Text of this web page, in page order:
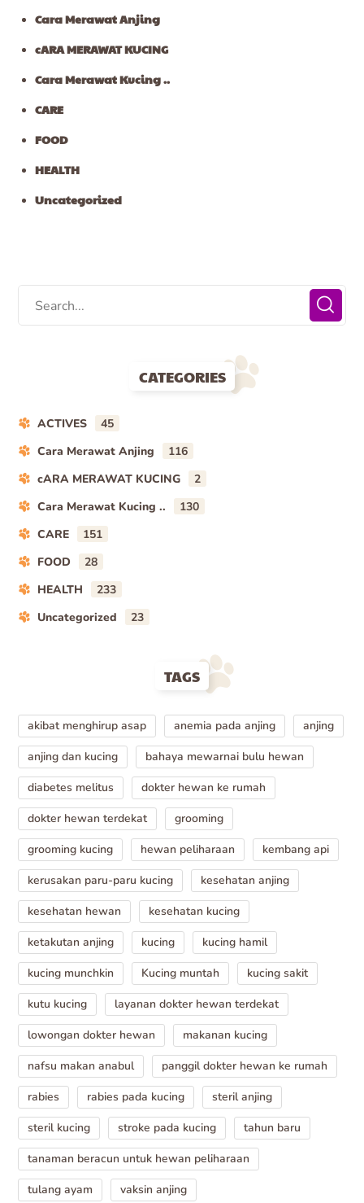
Cara Merawat Anjing
cARA MERAWAT KUCING
Cara Merawat Kucing ..
CARE
FOOD
HEALTH
Uncategorized
CATEGORIES
ACTIVES
45
Cara Merawat Anjing
116
cARA MERAWAT KUCING
2
Cara Merawat Kucing ..
130
CARE
151
FOOD
28
HEALTH
233
Uncategorized
23
TAGS
akibat menghirup asap anemia pada anjing
anjing
anjing dan kucing
bahaya mewarnai bulu hewan
diabetes melitus
dokter hewan ke rumah
dokter hewan terdekat
grooming
grooming kucing
hewan peliharaan
kembang api
kerusakan paru-paru kucing
kesehatan anjing
kesehatan hewan
kesehatan kucing
ketakutan anjing
kucing
kucing hamil
kucing munchkin
Kucing muntah
kucing sakit
kutu kucing
layanan dokter hewan terdekat
lowongan dokter hewan
makanan kucing
nafsu makan anabul
panggil dokter hewan ke rumah
rabies
rabies pada kucing
steril anjing
steril kucing
stroke pada kucing
tahun baru
tanaman beracun untuk hewan peliharaan
tulang ayam
vaksin anjing